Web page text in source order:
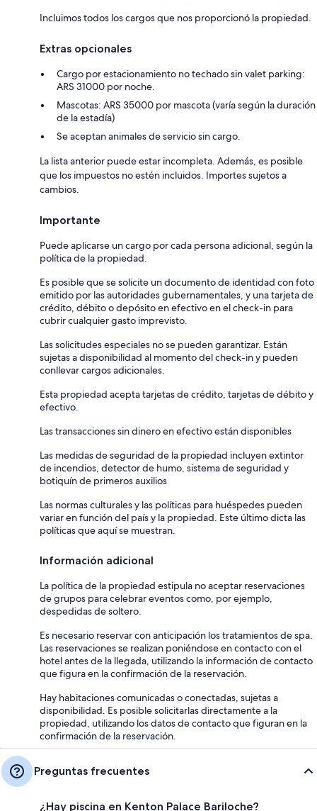
Incluimos todos los cargos que nos proporcionó la propiedad.
Extras opcionales
Cargo por estacionamiento no techado sin valet parking:
ARS 31000 por noche.
Mascotas: ARS 35000 por mascota (varía según la duración
de la estadía)
Se aceptan animales de servicio sin cargo.
La lista anterior puede estar incompleta. Además, es posible
que los impuestos no estén incluidos. Importes sujetos a
cambios.
Importante
Puede aplicarse un cargo por cada persona adicional, según la
política de la propiedad.
Es posible que se solicite un documento de identidad con foto
emitido por las autoridades gubernamentales, y una tarjeta de
crédito, débito o depósito en efectivo en el check-in para
cubrir cualquier gasto imprevisto.
Las solicitudes especiales no se pueden garantizar. Están
sujetas a disponibilidad al momento del check-in y pueden
conllevar cargos adicionales.
Esta propiedad acepta tarjetas de crédito, tarjetas de débito y
efectivo.
Las transacciones sin dinero en efectivo están disponibles
Las medidas de seguridad de la propiedad incluyen extintor
de incendios, detector de humo, sistema de seguridad y
botiquín de primeros auxilios
Las normas culturales y las políticas para huéspedes pueden
variar en función del país y la propiedad. Este último dicta las
políticas que aquí se muestran.
Información adicional
La política de la propiedad estipula no aceptar reservaciones
de grupos para celebrar eventos como, por ejemplo,
despedidas de soltero.
Es necesario reservar con anticipación los tratamientos de spa.
Las reservaciones se realizan poniéndose en contacto con el
hotel antes de la llegada, utilizando la información de contacto
que figura en la confirmación de la reservación.
Hay habitaciones comunicadas o conectadas, sujetas a
disponibilidad. Es posible solicitarlas directamente a la
propiedad, utilizando los datos de contacto que figuran en la
confirmación de la reservación.
Preguntas frecuentes
¿Hay piscina en Kenton Palace Bariloche?